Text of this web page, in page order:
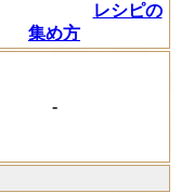
レシピの
集め方
-